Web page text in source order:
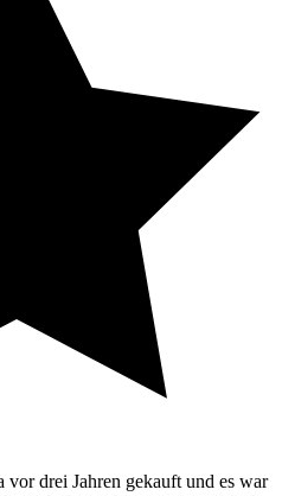
drei Jahren gekauft und es war